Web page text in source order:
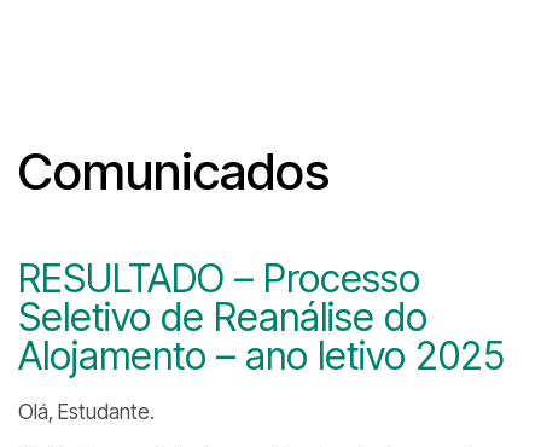
Comunicados
RESULTADO – Processo
Seletivo de Reanálise do
Alojamento – ano letivo 2025
Olá, Estudante.